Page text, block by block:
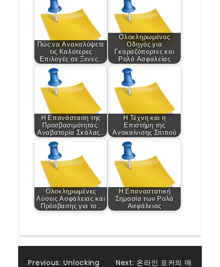
Πώς να Ανακαλύψετε
τις Καλύτερες
Επιλογές σε Ξενες…
Ολοκληρωμένος
Οδηγός για
Γκαραζόπορτες και
Ρολά Ασφαλείας
Η Επανάσταση της
Προσβασιμότητας:
Αναβατορία Σκάλας…
Η Τέχνη και η
Επιστήμη της
Ανακαίνισης Σπιτιού
Ολοκληρωμένες
Λύσεις Ασφάλειας και
Πρόσβασης για το…
Η Επαναστατική
Σημασία των Ρολά
Ασφάλειας
Previous: Unlocking Next: 온라인 포커의 매